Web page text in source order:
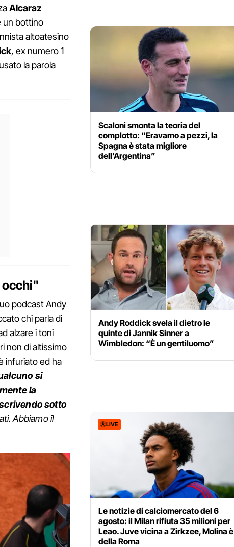
Alcaraz
un bottino
altoatesino
, ex numero 1
la parola
occhi"
podcast Andy
chi parla di
alzare i toni
non di altissimo
infuriato ed ha
si
la
sotto
Abbiamo il
Scaloni smonta la teoria del
complotto: “Eravamo a pezzi, la
Spagna è stata migliore
dell’Argentina”
Andy Roddick svela il dietro le
quinte di Jannik Sinner a
Wimbledon: “È un gentiluomo”
LIVE
Le notizie di calciomercato del 6
agosto: il Milan rifiuta 35 milioni per
Leao. Juve vicina a Zirkzee, Molina è
della Roma